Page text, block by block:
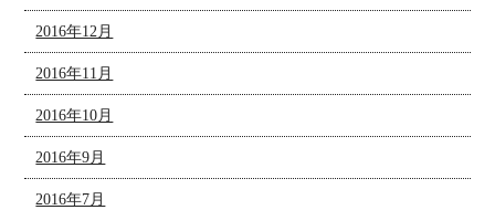
2016年12月
2016年11月
2016年10月
2016年9月
2016年7月